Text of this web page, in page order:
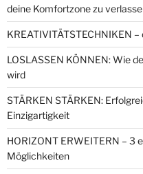
deine Komfortzone zu
KREATIVITÄTSTECHNIKEN –
LOSLASSEN KÖNNEN: Wie
wird
STÄRKEN STÄRKEN:
Einzigartigkeit
HORIZONT ERWEITERN – 3
Möglichkeiten